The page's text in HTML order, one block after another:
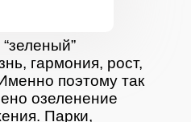
гармония, рост,
поэтому так
озеленение
Парки,